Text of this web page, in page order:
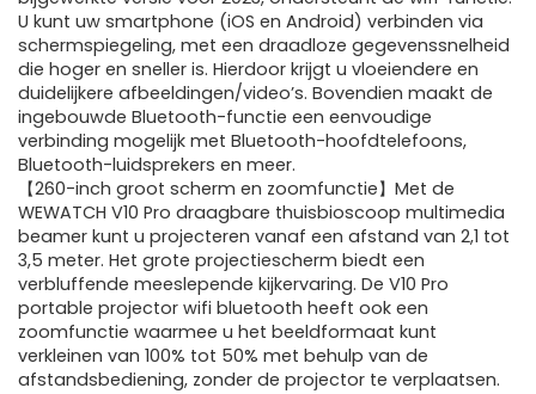
U kunt uw smartphone (iOS en Android) verbinden via
schermspiegeling, met een draadloze gegevenssnelheid
die hoger en sneller is. Hierdoor krijgt u vloeiendere en
duidelijkere afbeeldingen/video’s. Bovendien maakt de
ingebouwde Bluetooth-functie een eenvoudige
verbinding mogelijk met Bluetooth-hoofdtelefoons,
Bluetooth-luidsprekers en meer.
​​【260-inch groot scherm en zoomfunctie】Met de
WEWATCH V10 Pro draagbare thuisbioscoop multimedia
beamer kunt u projecteren vanaf een afstand van 2,1 tot
3,5 meter. Het grote projectiescherm biedt een
verbluffende meeslepende kijkervaring. De V10 Pro
portable projector wifi bluetooth heeft ook een
zoomfunctie waarmee u het beeldformaat kunt
verkleinen van 100% tot 50% met behulp van de
afstandsbediening, zonder de projector te verplaatsen.